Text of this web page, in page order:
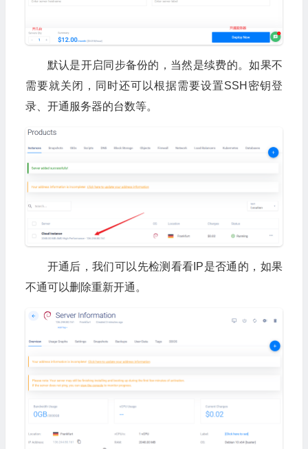
默认是开启同步备份的，当然是续费的。如果不
需要就关闭，同时还可以根据需要设置SSH密钥登
录、开通服务器的台数等。
开通后，我们可以先检测看看IP是否通的，如果
不通可以删除重新开通。